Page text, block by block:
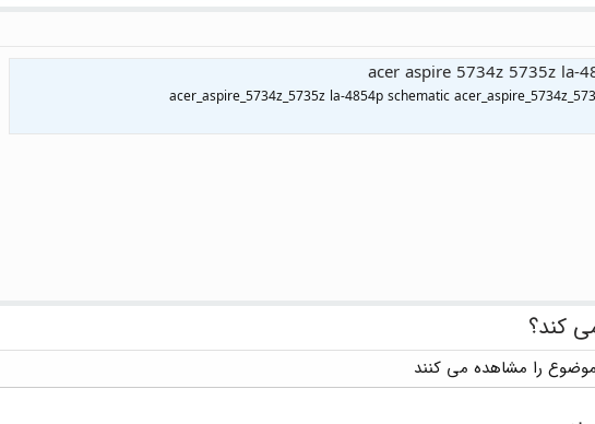
acer aspire 5734z 5735z la-
acer_aspire_5734z_5735z la-4854p schematic
کند؟